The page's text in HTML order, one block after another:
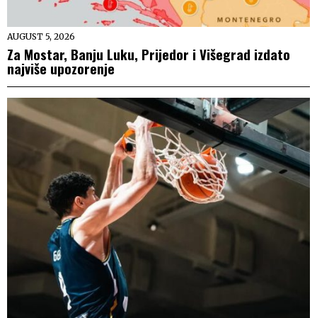
AUGUST 5, 2026
Za Mostar, Banju Luku, Prijedor i Višegrad izdato
najviše upozorenje